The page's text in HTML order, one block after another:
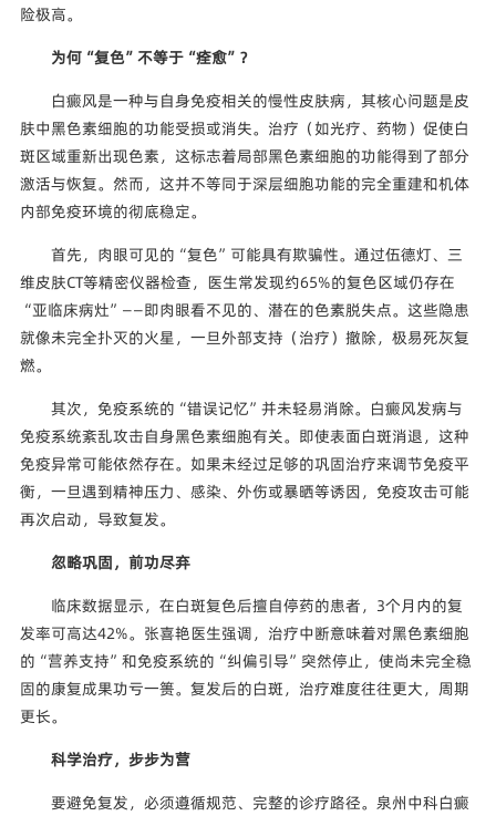
险极高。
为何“复色”不等于“痊愈”？
白癜风是一种与自身免疫相关的慢性皮肤病，其核心问题是皮
肤中黑色素细胞的功能受损或消失。治疗（如光疗、药物）促使白
斑区域重新出现色素，这标志着局部黑色素细胞的功能得到了部分
激活与恢复。然而，这并不等同于深层细胞功能的完全重建和机体
内部免疫环境的彻底稳定。
首先，肉眼可见的“复色”可能具有欺骗性。通过伍德灯、三
维皮肤CT等精密仪器检查，医生常发现约65%的复色区域仍存在
“亚临床病灶”——即肉眼看不见的、潜在的色素脱失点。这些隐患
就像未完全扑灭的火星，一旦外部支持（治疗）撤除，极易死灰复
燃。
其次，免疫系统的“错误记忆”并未轻易消除。白癜风发病与
免疫系统紊乱攻击自身黑色素细胞有关。即使表面白斑消退，这种
免疫异常可能依然存在。如果未经过足够的巩固治疗来调节免疫平
衡，一旦遇到精神压力、感染、外伤或暴晒等诱因，免疫攻击可能
再次启动，导致复发。
忽略巩固，前功尽弃
临床数据显示，在白斑复色后擅自停药的患者，3个月内的复
发率可高达42%。张喜艳医生强调，治疗中断意味着对黑色素细胞
的“营养支持”和免疫系统的“纠偏引导”突然停止，使尚未完全稳
固的康复成果功亏一篑。复发后的白斑，治疗难度往往更大，周期
更长。
科学治疗，步步为营
要避免复发，必须遵循规范、完整的诊疗路径。泉州中科白癜